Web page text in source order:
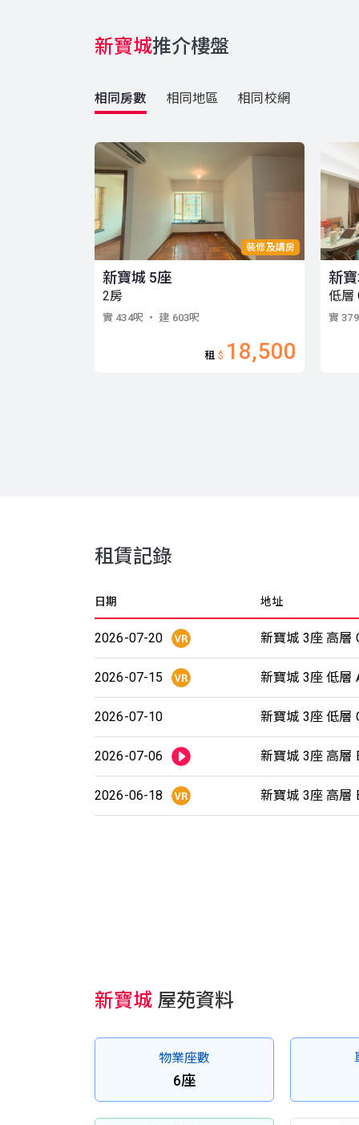
新寶城推介樓盤
相同房數 相同地區 相同校網
裝修及講房
新寶城 5座
2房
實 434呎 ・ 建 603呎
租 $ 18,500
新
低層
實
租賃記錄
日期 地址
2026-07-20 新寶城 3座 高層
2026-07-15 新寶城 3座 低層
2026-07-10 新寶城 3座 低層
2026-07-06 新寶城 3座 高層
2026-06-18 新寶城 3座 高層
新寶城 屋苑資料
物業座數
6座